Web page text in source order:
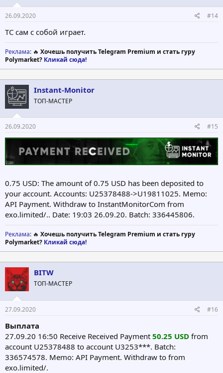
26.09.2020 #14
ТС сам с собой играет.
Реклама: 🔥 Хочешь получить Telegram Premium и стать гуру
Polymarket? Кликай сюда!
Instant-Monitor
ТОП-МАСТЕР
26.09.2020 #15
0.75 USD: The amount of 0.75 USD has been deposited to
your account. Accounts: U25378488->U19811025. Memo:
API Payment. Withdraw to InstantMonitorCom from
exo.limited/.. Date: 19:03 26.09.20. Batch: 336445806.
Реклама: 🔥 Хочешь получить Telegram Premium и стать гуру
Polymarket? Кликай сюда!
BITW
ТОП-МАСТЕР
27.09.2020 #16
Выплата
27.09.20 16:50 Receive Received Payment 50.25 USD from
account U25378488 to account U3253***. Batch:
336574578. Memo: API Payment. Withdraw to from
exo.limited/.